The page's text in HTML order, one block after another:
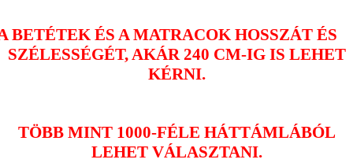
BETÉTEK ÉS A MATRACOK HOSSZÁT ÉS
SZÉLESSÉGÉT, AKÁR 240 CM-IG IS LEHET
KÉRNI.
TÖBB MINT 1000-FÉLE HÁTTÁMLÁBÓL
LEHET VÁLASZTANI.